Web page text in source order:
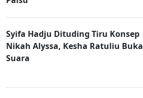
Syifa Hadju Dituding Tiru Konsep
Nikah Alyssa, Kesha Ratuliu Buka
Suara